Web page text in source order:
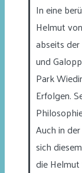
In eine
Helmut
abseits
und
Park
Erfolgen.
Auch in
sich
die